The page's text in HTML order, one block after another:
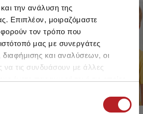
την ανάλυση της
Επιπλέον, μοιραζόμαστε
τον τρόπο που
μας με συνεργάτες
και αναλύσεων, οι
να τις συνδυάσουν με άλλες
FOR BOYS
UP TO -30%
SHOP SALE